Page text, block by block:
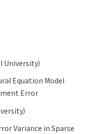
University）
Equation Model
Error
）
Variance in Sparse